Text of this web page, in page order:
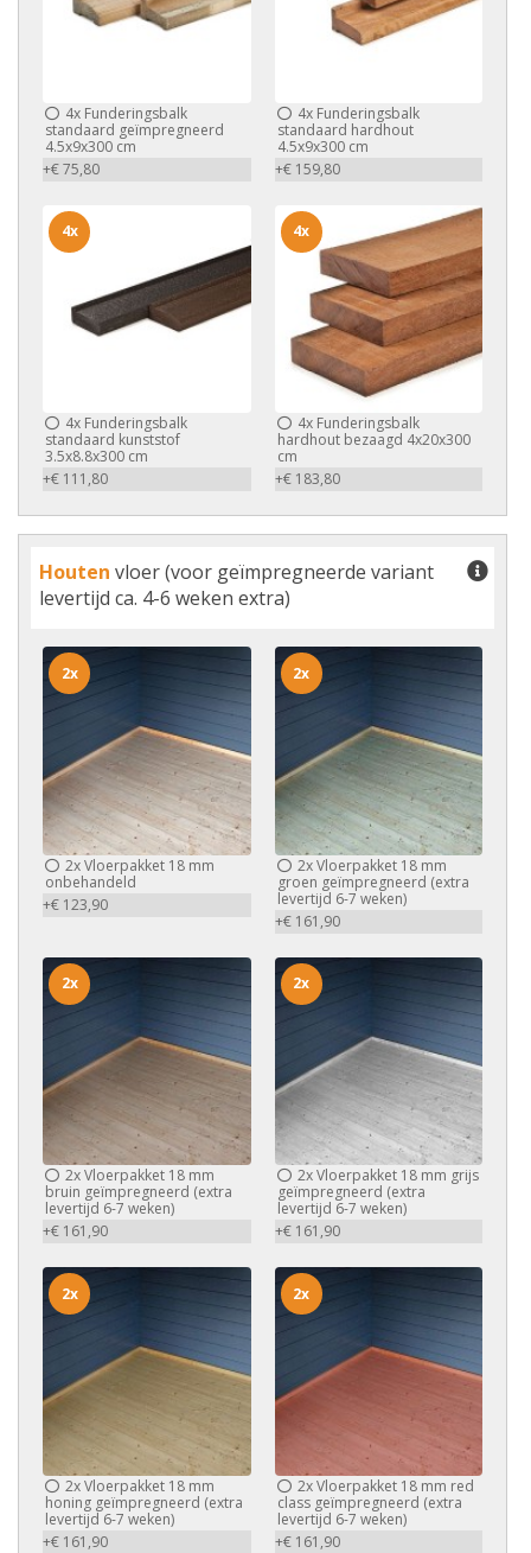
4x Funderingsbalk
standaard geïmpregneerd
4.5x9x300 cm
+€ 75,80
4xFunderingsbalk
standaard hardhout
4.5x9x300 cm
+€ 159,80
4x Funderingsbalk
standaard kunststof
3.5x8.8x300 cm
+€ 111,80
4x
4xFunderingsbalk
hardhout bezaagd 4x20x300
cm
+€ 183,80
4x
Houten vloer (voor geïmpregneerde variant
levertijd ca. 4-6 weken extra)
2xVloerpakket 18 mm
onbehandeld
+€ 123,90
2x
2xVloerpakket 18 mm
groen geïmpregneerd (extra
levertijd 6-7 weken)
+€ 161,90
2x
2xVloerpakket 18 mm
bruin geïmpregneerd (extra
levertijd 6-7 weken)
+€ 161,90
2x
2xVloerpakket 18 mm grijs
geïmpregneerd (extra
levertijd 6-7 weken)
+€ 161,90
2x
2xVloerpakket 18 mm
honing geïmpregneerd (extra
levertijd 6-7 weken)
+€ 161,90
2x
2xVloerpakket 18 mm red
class geïmpregneerd (extra
levertijd 6-7 weken)
+€ 161,90
2x